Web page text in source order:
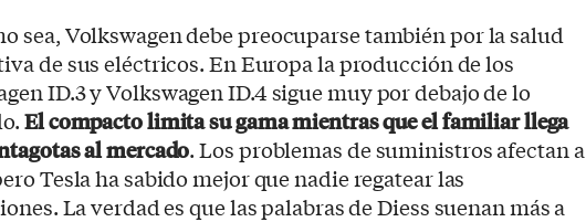
sea, Volkswagen debe preocuparse también por la salud
de sus eléctricos. En Europa la producción de los
ID.3 y Volkswagen ID.4 sigue muy por debajo de lo
El compacto limita su gama mientras que el familiar llega
al mercado. Los problemas de suministros afectan a
Tesla ha sabido mejor que nadie regatear las
La verdad es que las palabras de Diess suenan más a